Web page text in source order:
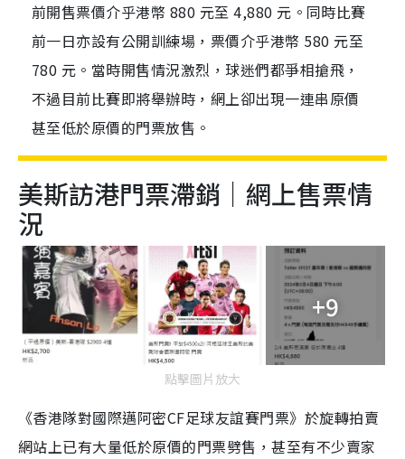
前開售票價介乎港幣 880 元至 4,880 元。同時比賽
前一日亦設有公開訓練場，票價介乎港幣 580 元至
780 元。當時開售情況激烈，球迷們都爭相搶飛，
不過目前比賽即將舉辦時，網上卻出現一連串原價
甚至低於原價的門票放售。
美斯訪港門票滯銷｜網上售票情
況
+9
點擊圖片放大
《香港隊對國際邁阿密CF足球友誼賽門票》於旋轉拍賣
網站上已有大量低於原價的門票劈售，甚至有不少賣家